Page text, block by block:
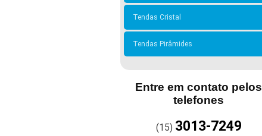
Tendas Cristal
Tendas Pirâmides
Entre em contato pelos
telefones
(15) 3013-7249